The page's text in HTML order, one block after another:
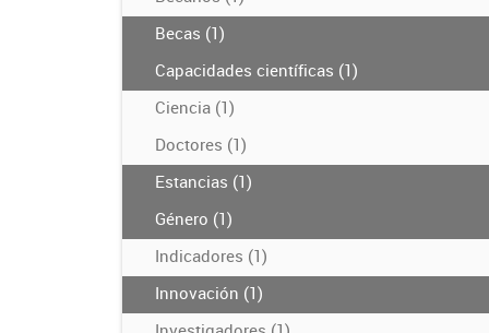
Becas (1)
Capacidades científicas (1)
Ciencia (1)
Doctores (1)
Estancias (1)
Género (1)
Indicadores (1)
Innovación (1)